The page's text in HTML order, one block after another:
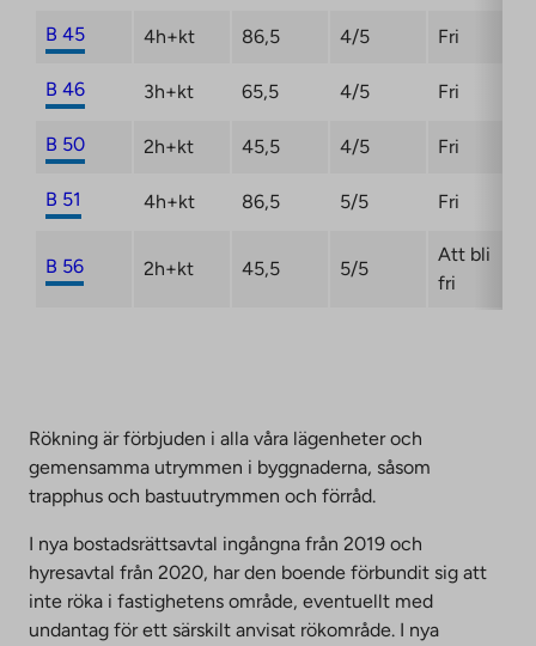
B 45 4h+kt 86,5 4/5 Fri
B 46 3h+kt 65,5 4/5 Fri
B 50 2h+kt 45,5 4/5 Fri
B 51 4h+kt 86,5 5/5 Fri
B 56 2h+kt 45,5 5/5
Att bli
fri
Rökning är förbjuden i alla våra lägenheter och
gemensamma utrymmen i byggnaderna, såsom
trapphus och bastuutrymmen och förråd.
I nya bostadsrättsavtal ingångna från 2019 och
hyresavtal från 2020, har den boende förbundit sig att
inte röka i fastighetens område, eventuellt med
undantag för ett särskilt anvisat rökområde. I nya